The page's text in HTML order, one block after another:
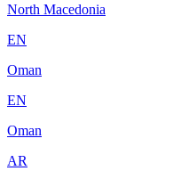
North Macedonia
EN
Oman
EN
Oman
AR